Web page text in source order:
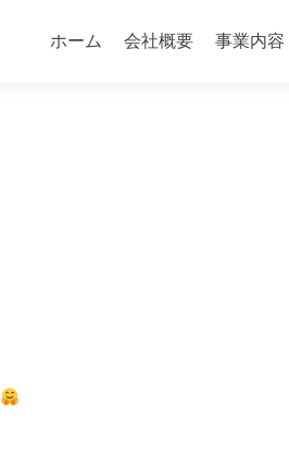
ン
ホーム 会社概要 事業内容